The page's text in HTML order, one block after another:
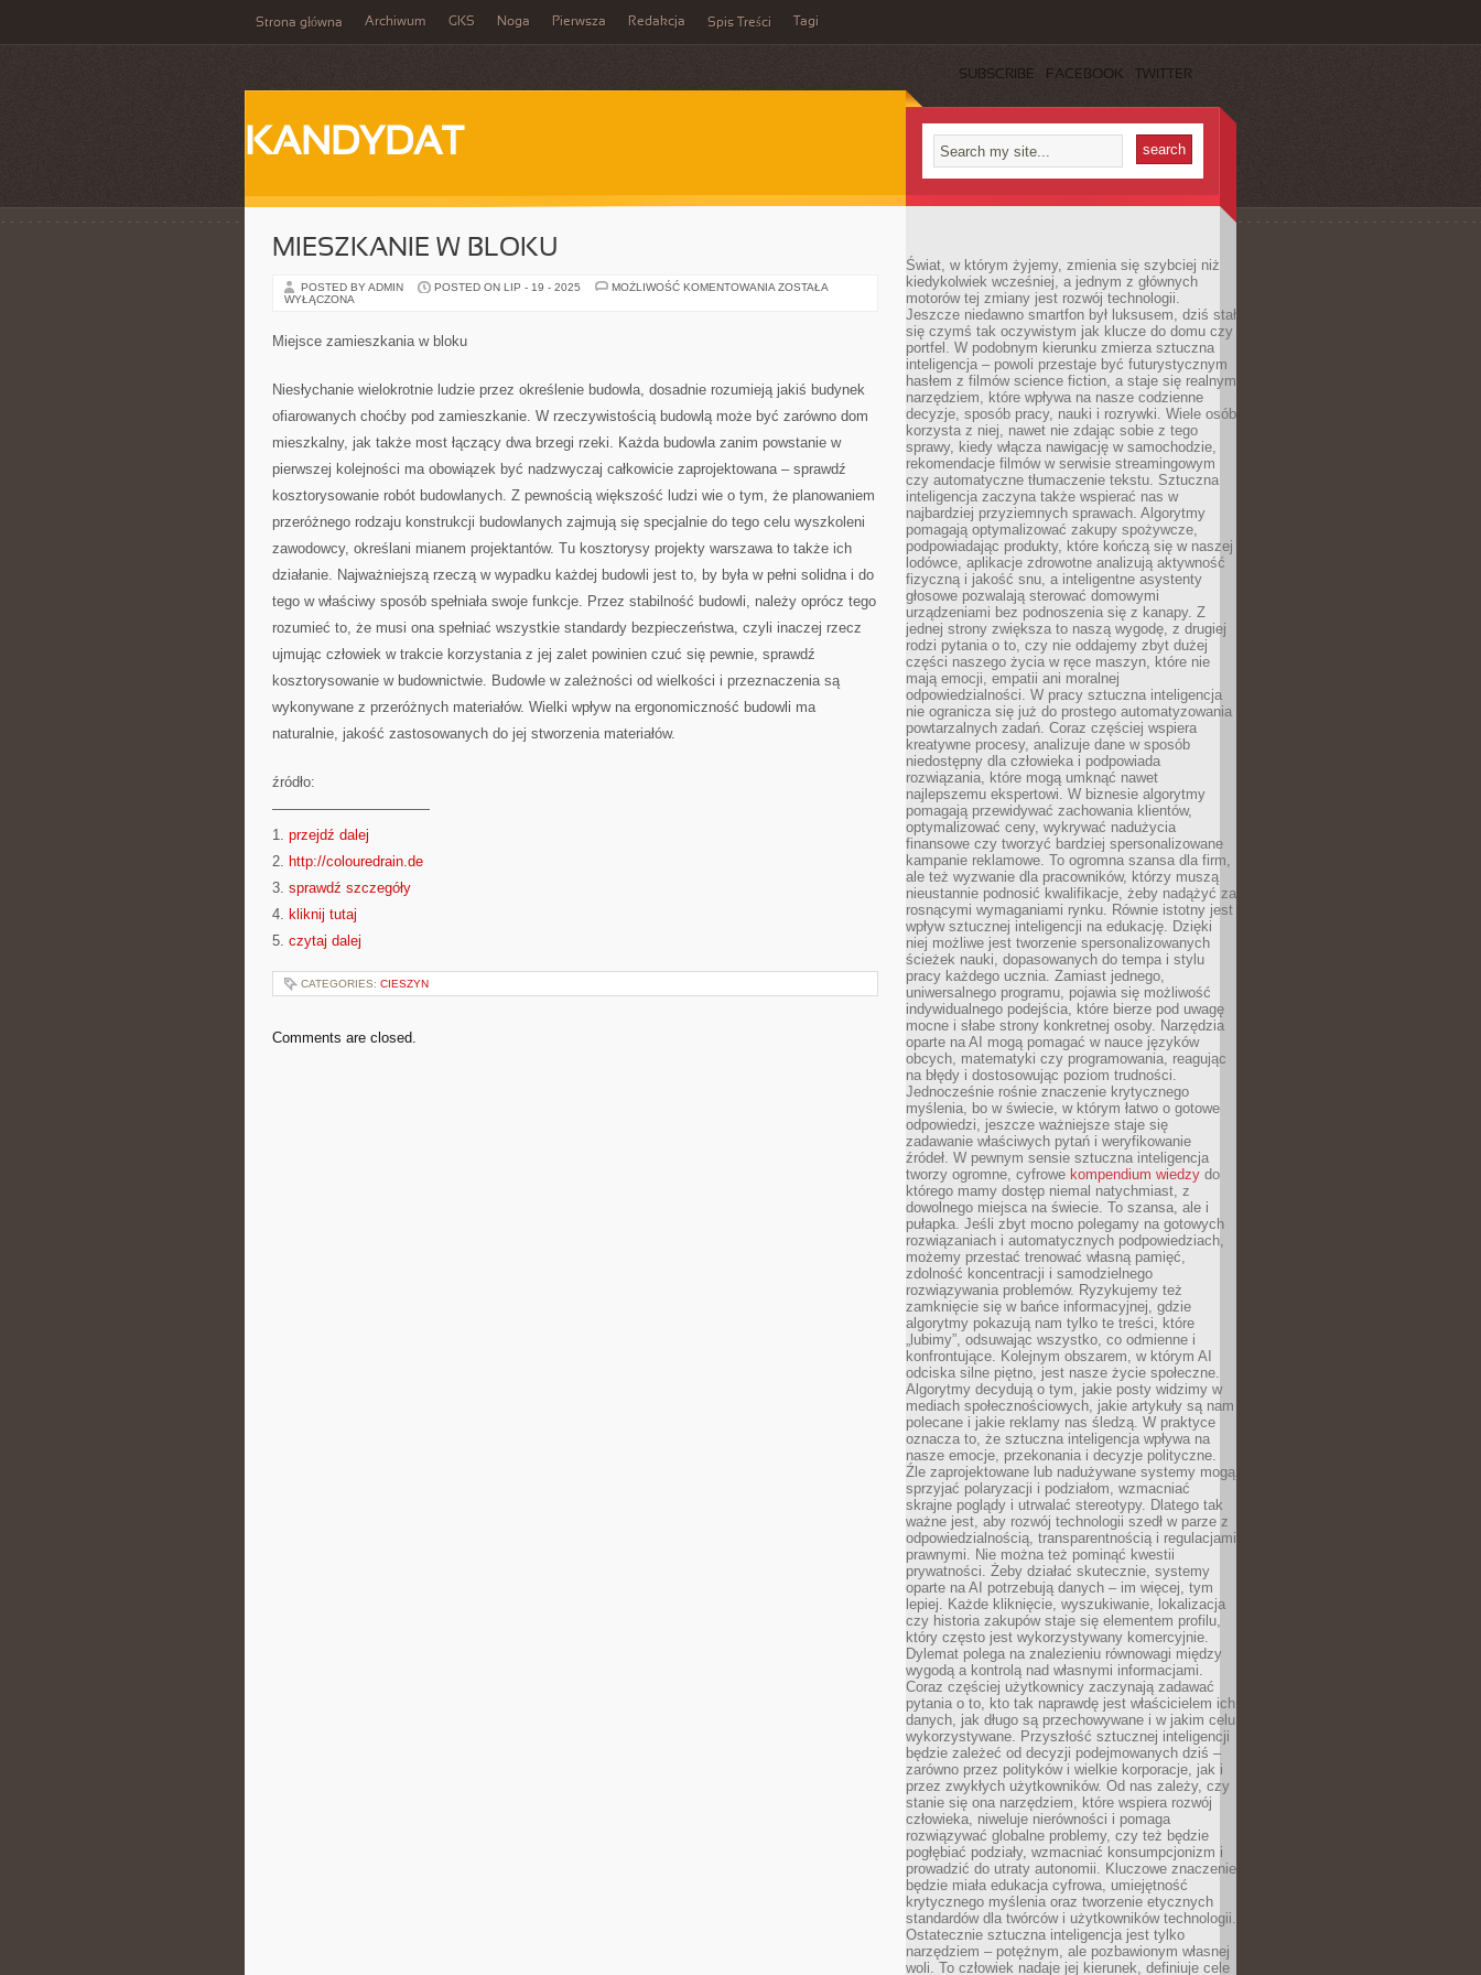
Strona główna Archiwum GKS Noga Pierwsza Redakcja Spis Treści Tagi
SUBSCRIBE FACEBOOK TWITTER
KANDYDAT
MIESZKANIE W BLOKU
POSTED BY ADMIN POSTED ON LIP - 19 - 2025 MOŻLIWOŚĆ KOMENTOWANIA MIESZKANIE
ZOSTAŁA
WYŁĄCZONA
Miejsce zamieszkania w bloku
Niesłychanie wielokrotnie ludzie przez określenie budowla, dosadnie rozumieją jakiś budynek
ofiarowanych choćby pod zamieszkanie. W rzeczywistością budowlą może być zarówno dom
mieszkalny, jak także most łączący dwa brzegi rzeki. Każda budowla zanim powstanie w
pierwszej kolejności ma obowiązek być nadzwyczaj całkowicie zaprojektowana – sprawdź
kosztorysowanie robót budowlanych. Z pewnością większość ludzi wie o tym, że planowaniem
przeróżnego rodzaju konstrukcji budowlanych zajmują się specjalnie do tego celu wyszkoleni
zawodowcy, określani mianem projektantów. Tu kosztorysy projekty warszawa to także ich
działanie. Najważniejszą rzeczą w wypadku każdej budowli jest to, by była w pełni solidna i do
tego w właściwy sposób spełniała swoje funkcje. Przez stabilność budowli, należy oprócz tego
rozumieć to, że musi ona spełniać wszystkie standardy bezpieczeństwa, czyli inaczej rzecz
ujmując człowiek w trakcie korzystania z jej zalet powinien czuć się pewnie, sprawdź
kosztorysowanie w budownictwie. Budowle w zależności od wielkości i przeznaczenia są
wykonywane z przeróżnych materiałów. Wielki wpływ na ergonomiczność budowli ma
naturalnie, jakość zastosowanych do jej stworzenia materiałów.
źródło:
———————————
1. przejdź dalej
2. http://colouredrain.de
3. sprawdź szczegóły
4. kliknij tutaj
5. czytaj dalej
CATEGORIES: CIESZYN
Comments are closed.
Świat, w którym żyjemy, zmienia się szybciej niż
kiedykolwiek wcześniej, a jednym z głównych
motorów tej zmiany jest rozwój technologii.
Jeszcze niedawno smartfon był luksusem, dziś stał
się czymś tak oczywistym jak klucze do domu czy
portfel. W podobnym kierunku zmierza sztuczna
inteligencja – powoli przestaje być futurystycznym
hasłem z filmów science fiction, a staje się realnym
narzędziem, które wpływa na nasze codzienne
decyzje, sposób pracy, nauki i rozrywki. Wiele osób
korzysta z niej, nawet nie zdając sobie z tego
sprawy, kiedy włącza nawigację w samochodzie,
rekomendacje filmów w serwisie streamingowym
czy automatyczne tłumaczenie tekstu. Sztuczna
inteligencja zaczyna także wspierać nas w
najbardziej przyziemnych sprawach. Algorytmy
pomagają optymalizować zakupy spożywcze,
podpowiadając produkty, które kończą się w naszej
lodówce, aplikacje zdrowotne analizują aktywność
fizyczną i jakość snu, a inteligentne asystenty
głosowe pozwalają sterować domowymi
urządzeniami bez podnoszenia się z kanapy. Z
jednej strony zwiększa to naszą wygodę, z drugiej
rodzi pytania o to, czy nie oddajemy zbyt dużej
części naszego życia w ręce maszyn, które nie
mają emocji, empatii ani moralnej
odpowiedzialności. W pracy sztuczna inteligencja
nie ogranicza się już do prostego automatyzowania
powtarzalnych zadań. Coraz częściej wspiera
kreatywne procesy, analizuje dane w sposób
niedostępny dla człowieka i podpowiada
rozwiązania, które mogą umknąć nawet
najlepszemu ekspertowi. W biznesie algorytmy
pomagają przewidywać zachowania klientów,
optymalizować ceny, wykrywać nadużycia
finansowe czy tworzyć bardziej spersonalizowane
kampanie reklamowe. To ogromna szansa dla firm,
ale też wyzwanie dla pracowników, którzy muszą
nieustannie podnosić kwalifikacje, żeby nadążyć za
rosnącymi wymaganiami rynku. Równie istotny jest
wpływ sztucznej inteligencji na edukację. Dzięki
niej możliwe jest tworzenie spersonalizowanych
ścieżek nauki, dopasowanych do tempa i stylu
pracy każdego ucznia. Zamiast jednego,
uniwersalnego programu, pojawia się możliwość
indywidualnego podejścia, które bierze pod uwagę
mocne i słabe strony konkretnej osoby. Narzędzia
oparte na AI mogą pomagać w nauce języków
obcych, matematyki czy programowania, reagując
na błędy i dostosowując poziom trudności.
Jednocześnie rośnie znaczenie krytycznego
myślenia, bo w świecie, w którym łatwo o gotowe
odpowiedzi, jeszcze ważniejsze staje się
zadawanie właściwych pytań i weryfikowanie
źródeł. W pewnym sensie sztuczna inteligencja
tworzy ogromne, cyfrowe kompendium wiedzy do
którego mamy dostęp niemal natychmiast, z
dowolnego miejsca na świecie. To szansa, ale i
pułapka. Jeśli zbyt mocno polegamy na gotowych
rozwiązaniach i automatycznych podpowiedziach,
możemy przestać trenować własną pamięć,
zdolność koncentracji i samodzielnego
rozwiązywania problemów. Ryzykujemy też
zamknięcie się w bańce informacyjnej, gdzie
algorytmy pokazują nam tylko te treści, które
„lubimy”, odsuwając wszystko, co odmienne i
konfrontujące. Kolejnym obszarem, w którym AI
odciska silne piętno, jest nasze życie społeczne.
Algorytmy decydują o tym, jakie posty widzimy w
mediach społecznościowych, jakie artykuły są nam
polecane i jakie reklamy nas śledzą. W praktyce
oznacza to, że sztuczna inteligencja wpływa na
nasze emocje, przekonania i decyzje polityczne.
Źle zaprojektowane lub nadużywane systemy mogą
sprzyjać polaryzacji i podziałom, wzmacniać
skrajne poglądy i utrwalać stereotypy. Dlatego tak
ważne jest, aby rozwój technologii szedł w parze z
odpowiedzialnością, transparentnością i regulacjami
prawnymi. Nie można też pominąć kwestii
prywatności. Żeby działać skutecznie, systemy
oparte na AI potrzebują danych – im więcej, tym
lepiej. Każde kliknięcie, wyszukiwanie, lokalizacja
czy historia zakupów staje się elementem profilu,
który często jest wykorzystywany komercyjnie.
Dylemat polega na znalezieniu równowagi między
wygodą a kontrolą nad własnymi informacjami.
Coraz częściej użytkownicy zaczynają zadawać
pytania o to, kto tak naprawdę jest właścicielem ich
danych, jak długo są przechowywane i w jakim celu
wykorzystywane. Przyszłość sztucznej inteligencji
będzie zależeć od decyzji podejmowanych dziś –
zarówno przez polityków i wielkie korporacje, jak i
przez zwykłych użytkowników. Od nas zależy, czy
stanie się ona narzędziem, które wspiera rozwój
człowieka, niweluje nierówności i pomaga
rozwiązywać globalne problemy, czy też będzie
pogłębiać podziały, wzmacniać konsumpcjonizm i
prowadzić do utraty autonomii. Kluczowe znaczenie
będzie miała edukacja cyfrowa, umiejętność
krytycznego myślenia oraz tworzenie etycznych
standardów dla twórców i użytkowników technologii.
Ostatecznie sztuczna inteligencja jest tylko
narzędziem – potężnym, ale pozbawionym własnej
woli. To człowiek nadaje jej kierunek, definiuje cele